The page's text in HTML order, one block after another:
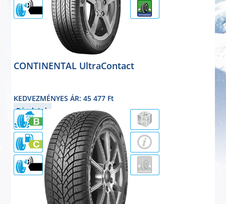
69dB
CONTINENTAL UltraContact
KEDVEZMÉNYES ÁR: 45 477 Ft
Részletek
72dB